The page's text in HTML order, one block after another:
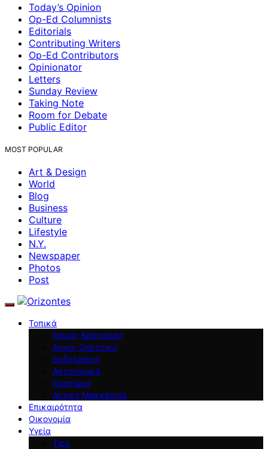
Today’s Opinion
Op-Ed Columnists
Editorials
Contributing Writers
Op-Ed Contributors
Opinionator
Letters
Sunday Review
Taking Note
Room for Debate
Public Editor
MOST POPULAR
Art & Design
World
Blog
Business
Culture
Lifestyle
N.Y.
Newspaper
Photos
Post
Τοπικά
Νομός Καστοριάς
Άργος Ορεστικό
Εκδηλώσεις
Αστυνομικά
Νεστόριο
Δυτική Μακεδονία
Επικαιρότητα
Οικονομία
Υγεία
Tips